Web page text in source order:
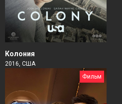
Колония
2016, США
Фильм